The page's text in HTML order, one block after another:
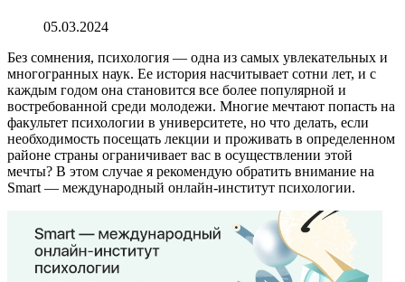
05.03.2024
Без сомнения, психология — одна из самых увлекательных и
многогранных наук. Ее история насчитывает сотни лет, и с
каждым годом она становится все более популярной и
востребованной среди молодежи. Многие мечтают попасть на
факультет психологии в университете, но что делать, если
необходимость посещать лекции и проживать в определенном
районе страны ограничивает вас в осуществлении этой
мечты? В этом случае я рекомендую обратить внимание на
Smart — международный онлайн-институт психологии.